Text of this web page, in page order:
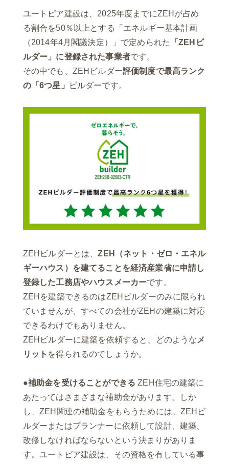
ユートピア建設は、2025年度までにZEHが占め
る割合を50％以上とする「エネルギー基本計画
（2014年4月閣議決定）」で定められた
「ZEHビ
ルダー」に登録された事業者です。
その中でも、ZEHビルダー評価制度で最高ランク
の「6つ星」
ビルダーです。
ZEHビルダーとは、ZEH（ネット・ゼロ・エネル
ギーハウス）を建てることを経済産業省に申請し
登録した工務店やハウスメーカーです。
ZEHを建築できるのはZEHビルダーのみに限られ
ていませんが、すべての会社がZEHの建築に対応
できるわけでもありません。
ZEHビルダーに建築を依頼すると、どのような メ
リット を得られるのでしょうか。
●補助金を受けることができる ZEH住宅の建築に
あたってはさまざまな補助金があります。しか
し、ZEH関連の補助金をもらうためには、ZEHビ
ルダーまたはプランナーに依頼して設計、建築、
改修しなければならないという決まりがありま
す。ユートピア建設は、その資格を有している事